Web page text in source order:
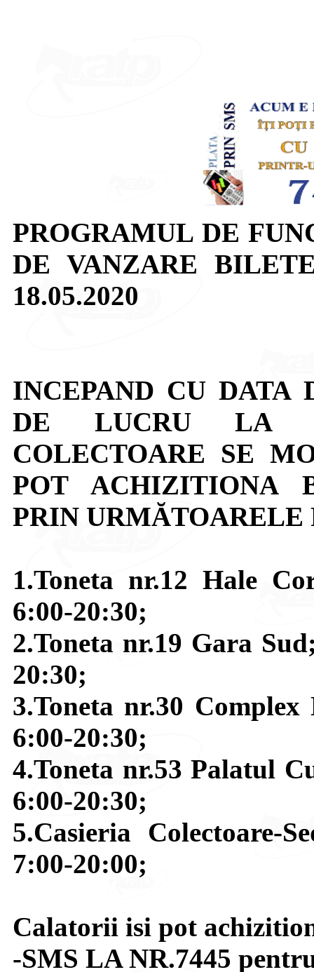
PROGRAMUL DE
DE VANZARE
18.05.2020
INCEPAND CU DATA
DE LUCRU LA
COLECTOARE SE
POT ACHIZITIONA
PRIN URMĂTOARELE
1.Toneta nr.12 Hale
6:00-20:30;
2.Toneta nr.19 Gara
20:30;
3.Toneta nr.30
6:00-20:30;
4.Toneta nr.53 Palatul
6:00-20:30;
5.Casieria
7:00-20:00;
Calatorii isi pot
-SMS LA NR.7445